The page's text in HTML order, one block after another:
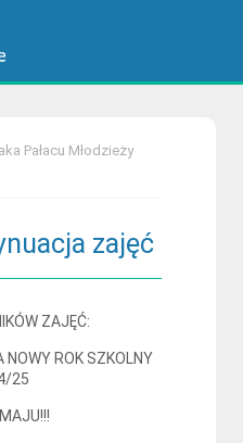
Pałacu Młodzieży
zajęć
ZAJĘĆ:
NOWY ROK SZKOLNY
25